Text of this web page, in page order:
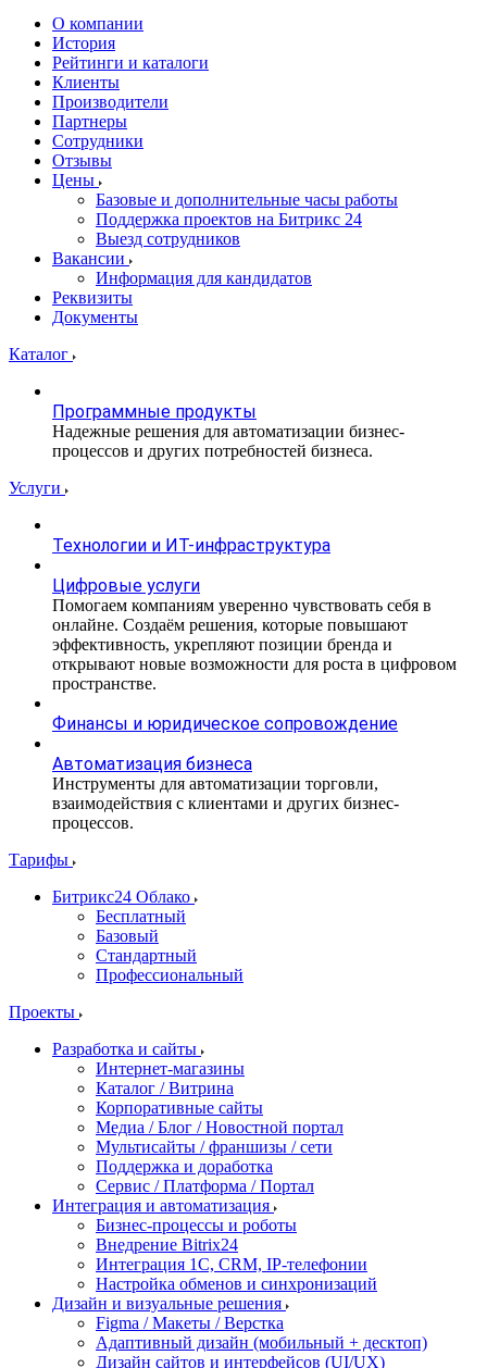
О компании
История
Рейтинги и каталоги
Клиенты
Производители
Партнеры
Сотрудники
Отзывы
Цены
Базовые и дополнительные часы работы
Поддержка проектов на Битрикс 24
Выезд сотрудников
Вакансии
Информация для кандидатов
Реквизиты
Документы
Каталог
Программные продукты
Надежные решения для автоматизации бизнес-
процессов и других потребностей бизнеса.
Услуги
Технологии и ИТ-инфраструктура
Цифровые услуги
Помогаем компаниям уверенно чувствовать себя в
онлайне. Создаём решения, которые повышают
эффективность, укрепляют позиции бренда и
открывают новые возможности для роста в цифровом
пространстве.
Финансы и юридическое сопровождение
Автоматизация бизнеса
Инструменты для автоматизации торговли,
взаимодействия с клиентами и других бизнес-
процессов.
Тарифы
Битрикс24 Облако
Бесплатный
Базовый
Стандартный
Профессиональный
Проекты
Разработка и сайты
Интернет-магазины
Каталог / Витрина
Корпоративные сайты
Медиа / Блог / Новостной портал
Мультисайты / франшизы / сети
Поддержка и доработка
Сервис / Платформа / Портал
Интеграция и автоматизация
Бизнес-процессы и роботы
Внедрение Bitrix24
Интеграция 1С, CRM, IP-телефонии
Настройка обменов и синхронизаций
Дизайн и визуальные решения
Figma / Макеты / Верстка
Адаптивный дизайн (мобильный + десктоп)
Дизайн сайтов и интерфейсов (UI/UX)